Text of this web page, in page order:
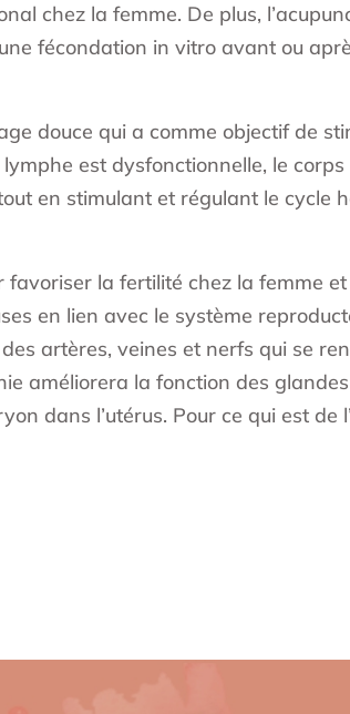
chez la femme. De plus,
fécondation in vitro avant ou
douce qui a comme objectif de
est dysfonctionnelle, le
en stimulant et régulant le cycle
la fertilité chez la femme et
en lien avec le système
artères, veines et nerfs qui se
améliorera la fonction des
dans l’utérus. Pour ce qui est